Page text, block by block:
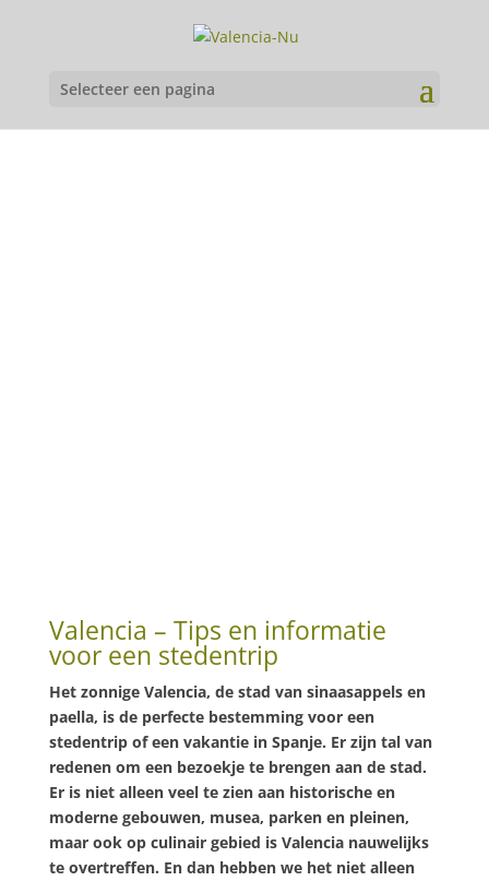
Selecteer een pagina
Valencia – Tips en informatie
voor een stedentrip
Het zonnige Valencia, de stad van sinaasappels en
paella, is de perfecte bestemming voor een
stedentrip of een vakantie in Spanje. Er zijn tal van
redenen om een bezoekje te brengen aan de stad.
Er is niet alleen veel te zien aan historische en
moderne gebouwen, musea, parken en pleinen,
maar ook op culinair gebied is Valencia nauwelijks
te overtreffen. En dan hebben we het niet alleen